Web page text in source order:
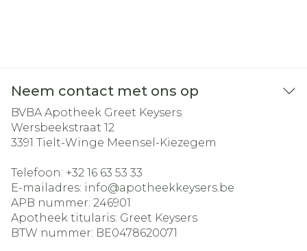
Neem contact met ons op
BVBA Apotheek Greet Keysers
Wersbeekstraat 12
3391 Tielt-Winge Meensel-Kiezegem
Telefoon: +32 16 63 53 33
E-mailadres: info@apotheekkeysers.be
APB nummer: 246901
Apotheek titularis: Greet Keysers
BTW nummer: BE0478620071